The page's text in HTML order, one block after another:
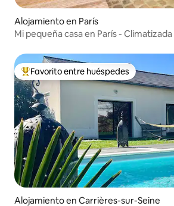
Alojamiento en París
Mi pequeña casa en París -
Favorito entre huéspedes preferido
Favorito entre huéspedes
Alojamiento en Carrières-sur-Seine